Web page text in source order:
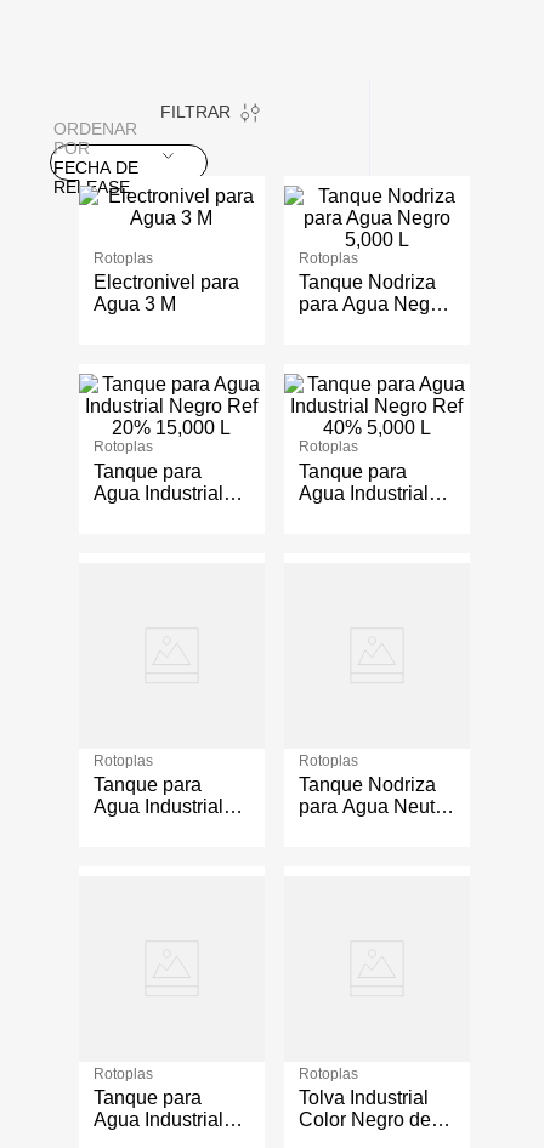
FILTRAR
ORDENAR
POR
FECHA DE
RELEASE
Rotoplas
Electronivel para
Agua 3 M
Rotoplas
Tanque Nodriza
para Agua Negro
Rotoplas
Tanque para
Agua Industrial
Rotoplas
Tanque para
Agua Industrial
Rotoplas
Tanque para
Agua Industrial
Rotoplas
Tanque Nodriza
para Agua Neutro
Rotoplas
Tanque para
Agua Industrial
Rotoplas
Tolva Industrial
Color Negro de